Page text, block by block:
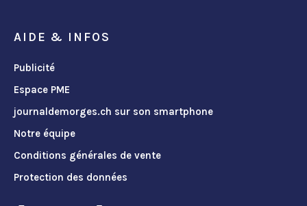
AIDE & INFOS
Publicité
Espace PME
journaldemorges.ch sur son smartphone
Notre équipe
Conditions générales de vente
Protection des données